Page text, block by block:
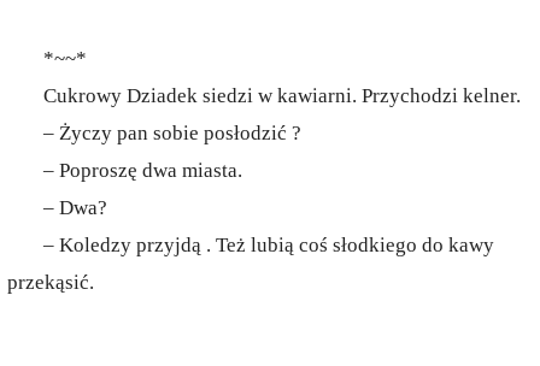
*~~*
Cukrowy Dziadek siedzi w kawiarni. Przychodzi kelner.
– Życzy pan sobie posłodzić ?
– Poproszę dwa miasta.
– Dwa?
– Koledzy przyjdą . Też lubią coś słodkiego do kawy
przekąsić.